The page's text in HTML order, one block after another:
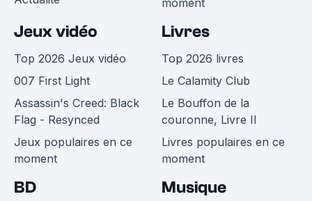
moment
Jeux vidéo
Top 2026 Jeux vidéo
007 First Light
Assassin's Creed: Black
Flag - Resynced
Jeux populaires en ce
moment
Livres
Top 2026 livres
Le Calamity Club
Le Bouffon de la
couronne, Livre II
Livres populaires en ce
moment
BD Musique